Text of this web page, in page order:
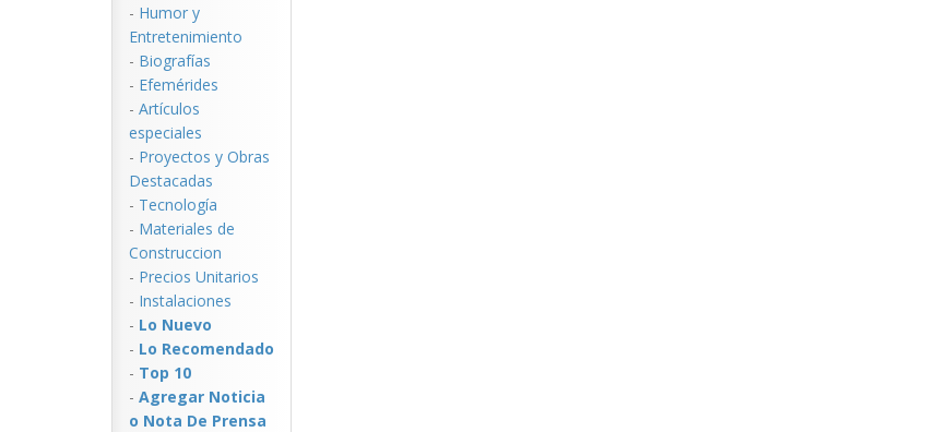
- Humor y
Entretenimiento
- Biografías
- Efemérides
- Artículos
especiales
- Proyectos y Obras
Destacadas
- Tecnología
- Materiales de
Construccion
- Precios Unitarios
- Instalaciones
- Lo Nuevo
- Lo Recomendado
- Top 10
- Agregar Noticia
o Nota De Prensa